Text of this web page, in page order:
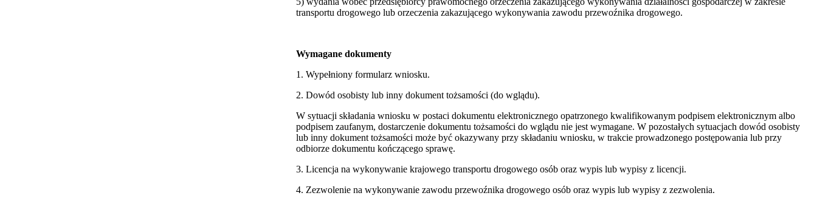
transportu drogowego lub orzeczenia zakazującego wykonywania zawodu przewoźnika drogowego.
Wymagane dokumenty
1. Wypełniony formularz wniosku.
2. Dowód osobisty lub inny dokument tożsamości (do wglądu).
W sytuacji składania wniosku w postaci dokumentu elektronicznego opatrzonego kwalifikowanym podpisem elektronicznym albo
podpisem zaufanym, dostarczenie dokumentu tożsamości do wglądu nie jest wymagane. W pozostałych sytuacjach dowód osobisty
lub inny dokument tożsamości może być okazywany przy składaniu wniosku, w trakcie prowadzonego postępowania lub przy
odbiorze dokumentu kończącego sprawę.
3. Licencja na wykonywanie krajowego transportu drogowego osób oraz wypis lub wypisy z licencji.
4. Zezwolenie na wykonywanie zawodu przewoźnika drogowego osób oraz wypis lub wypisy z zezwolenia.